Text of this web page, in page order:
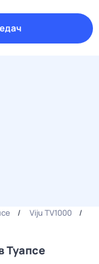
Viju TV1000
Туапсе